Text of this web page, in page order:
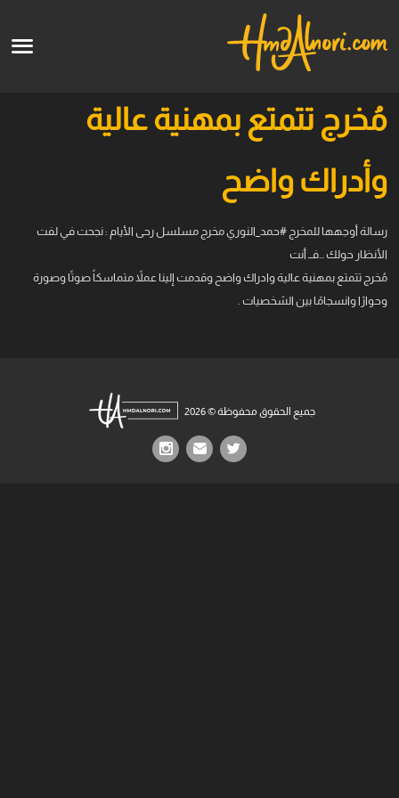
الرئيسية
الأعمال الفنية
قالو عنا
الدورات
قريبا
English
مُخرج تتمتع بمهنية عالية
وأدراك واضح
رسالة أوجهها للمخرج #حمد_النوري مخرج مسلسل رحى الأيام : نجحت في لفت
الأنظار حولك …فــ أنت
مُخرج تتمتع بمهنية عالية وادراك واضح وقدمت إلينا عملاً متماسكاً صوتًا وصورة
وحوارًا وانسجامًا بين الشخصيات .
جميع الحقوق محفوظة © 2026